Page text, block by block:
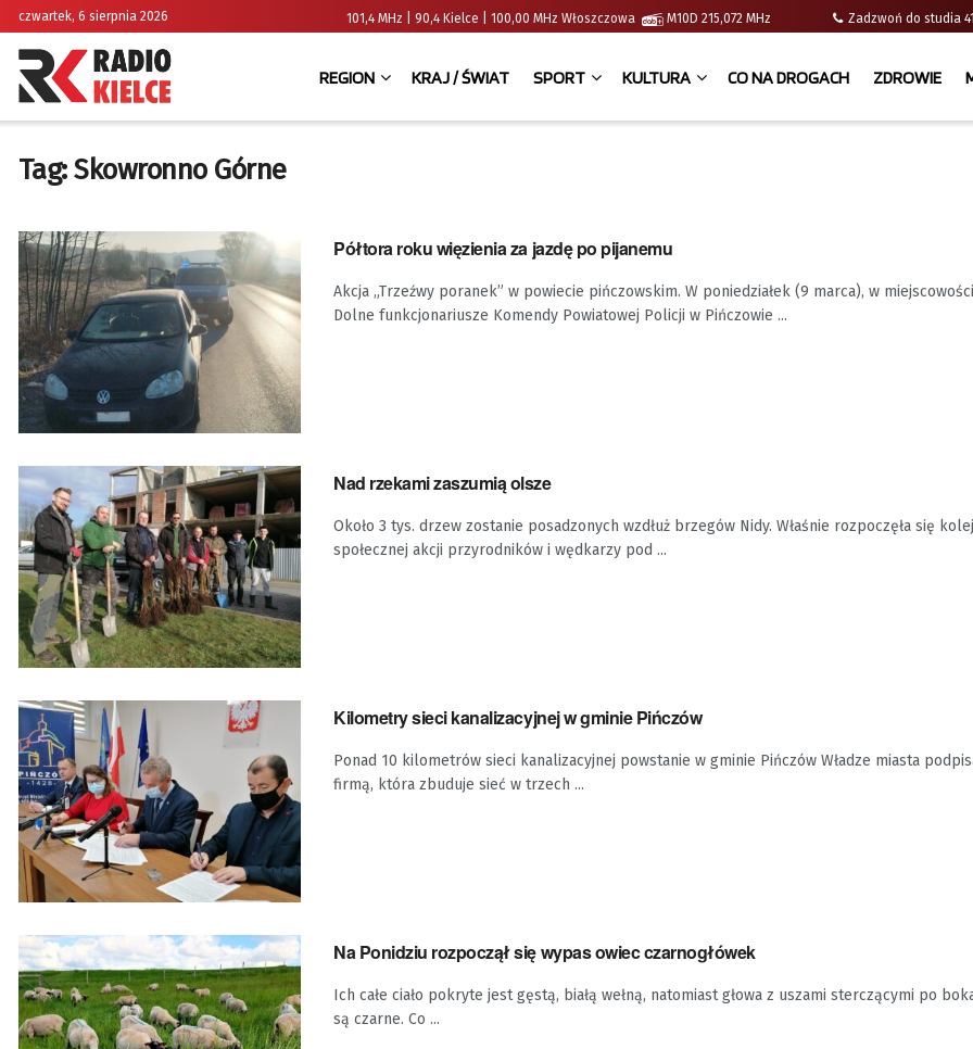
czwartek, 6 sierpnia 2026 101,4 MHz | 90,4 Kielce | 100,00 MHz Włoszczowa M10D 215,072 MHz Zadzwoń do
REGION KRAJ / ŚWIAT SPORT KULTURA CO NA DROGACH ZDROWIE
Tag:Skowronno Górne
Półtora roku więzienia za jazdę po pijanemu
Akcja „Trzeźwy poranek” w powiecie pińczowskim. W poniedziałek (9 marca), w
Dolne funkcjonariusze Komendy Powiatowej Policji w Pińczowie ...
Nad rzekami zaszumią olsze
Około 3 tys. drzew zostanie posadzonych wzdłuż brzegów Nidy. Właśnie rozpoczęła się
społecznej akcji przyrodników i wędkarzy pod ...
Kilometry sieci kanalizacyjnej w gminie Pińczów
Ponad 10 kilometrów sieci kanalizacyjnej powstanie w gminie Pińczów Władze miasta
firmą, która zbuduje sieć w trzech ...
Na Ponidziu rozpoczął się wypas owiec czarnogłówek
Ich całe ciało pokryte jest gęstą, białą wełną, natomiast głowa z uszami sterczącymi po
są czarne. Co ...